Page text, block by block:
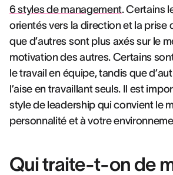
6 styles de management. Certains
orientés vers la direction et la prise
que d’autres sont plus axés sur le
motivation des autres. Certains
le travail en équipe, tandis que
l’aise en travaillant seuls. Il est
style de leadership qui convient le
personnalité et à votre
Qui traite-t-on de